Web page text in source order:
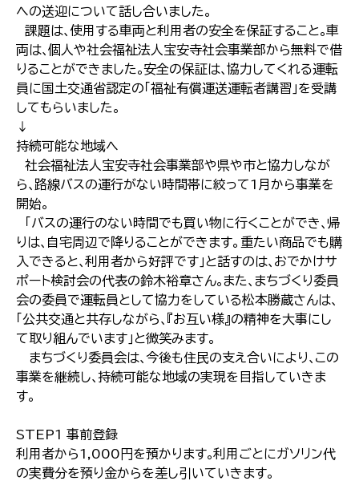
への送迎について話し合いました｡
課題は､使用する車両と利用者の安全を保証すること｡車
両は､個人や社会福祉法人宝安寺社会事業部から無料で借
りることができました｡安全の保証は､協力してくれる運転
員に国土交通省認定の｢福祉有償運送運転者講習｣を受講
してもらいました｡
↓
持続可能な地域へ
社会福祉法人宝安寺社会事業部や県や市と協力しなが
ら､路線バスの運行がない時間帯に絞って1月から事業を
開始｡
｢バスの運行のない時間でも買い物に行くことができ､帰
りは､自宅周辺で降りることができます。重たい商品でも購
入できると､利用者から好評です｣と話すのは､おでかけサ
ポート検討会の代表の鈴木裕章さん｡また､まちづくり委員
会の委員で運転員として協力をしている松本勝蔵さんは､
｢公共交通と共存しながら､『お互い様』の精神を大事にし
て取り組んでいます｣と微笑みます｡
まちづくり委員会は､今後も住民の支え合いにより､この
事業を継続し､持続可能な地域の実現を目指していきま
す｡
STEP1 事前登録
利用者から1,000円を預かります｡利用ごとにガソリン代
の実費分を預り金からを差し引いていきます｡